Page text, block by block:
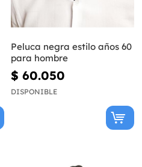
Peluca negra estilo años 60
para hombre
$ 60.050
DISPONIBLE